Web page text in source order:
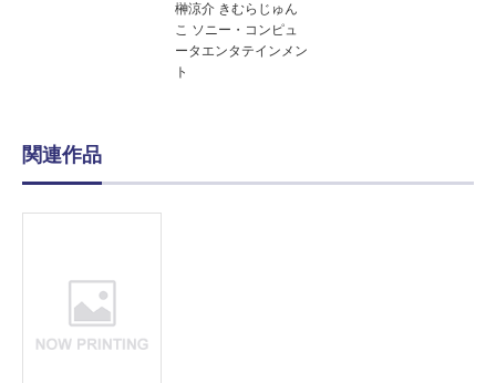
榊涼介 きむらじゅん
こ ソニー・コンピュ
ータエンタテインメン
ト
関連作品